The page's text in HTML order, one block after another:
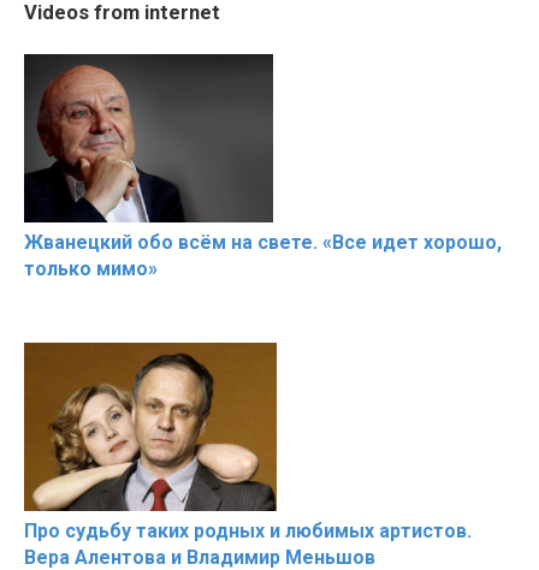
20 BEAUTIFUL MOMENTS
OF RESPECT IN SPORTS
Videos from internet
Жванецкий обо всём на свете. «Все идет хорошо,
только мимо»
Про судьбу таких родных и любимых артистов.
Вера Алентова и Владимир Меньшов